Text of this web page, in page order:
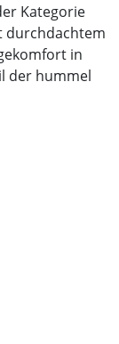
Kategorie
durchdachtem
in
der hummel